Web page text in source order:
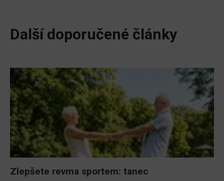
Další doporučené články
Zlepšete revma sportem: tanec